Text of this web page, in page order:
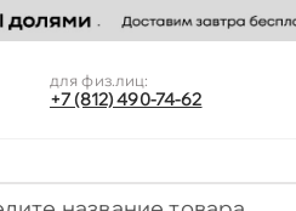
для физ.лиц:
+7 (812) 490-74-62